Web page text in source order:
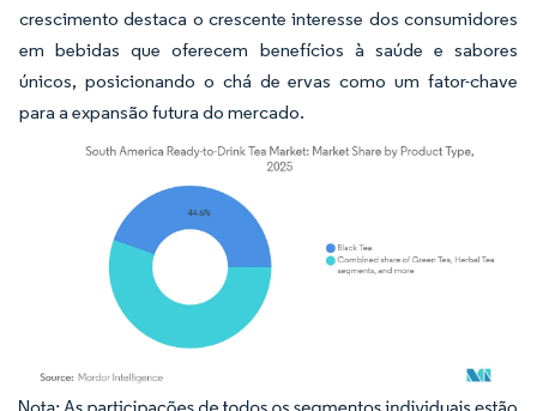
crescimento destaca o crescente interesse dos consumidores
em bebidas que oferecem benefícios à saúde e sabores
únicos, posicionando o chá de ervas como um fator-chave
para a expansão futura do mercado.